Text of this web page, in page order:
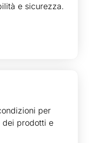
e sicurezza.
per
prodotti e